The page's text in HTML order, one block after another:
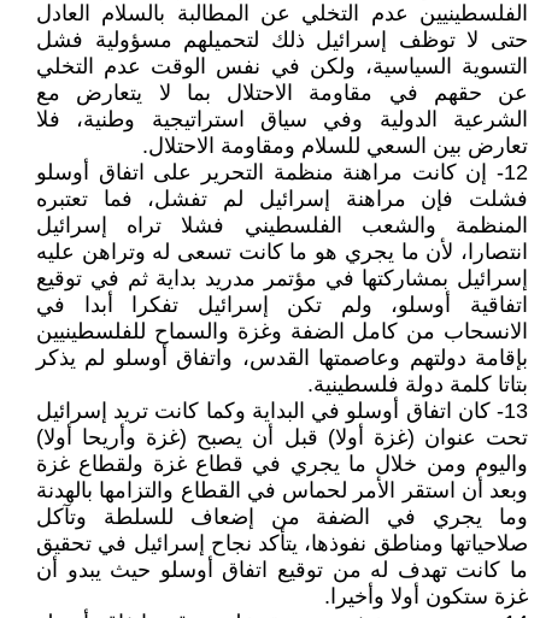
الفلسطينيين عدم التخلي عن المطالبة بالسلام العادل
حتى لا توظف إسرائيل ذلك لتحميلهم مسؤولية فشل
التسوية السياسية، ولكن في نفس الوقت عدم التخلي
عن حقهم في مقاومة الاحتلال بما لا يتعارض مع
الشرعية الدولية وفي سياق استراتيجية وطنية، فلا
تعارض بين السعي للسلام ومقاومة الاحتلال.
12- إن كانت مراهنة منظمة التحرير على اتفاق أوسلو
فشلت فإن مراهنة إسرائيل لم تفشل، فما تعتبره
المنظمة والشعب الفلسطيني فشلا تراه إسرائيل
انتصارا، لأن ما يجري هو ما كانت تسعى له وتراهن عليه
إسرائيل بمشاركتها في مؤتمر مدريد بداية ثم في توقيع
اتفاقية أوسلو، ولم تكن إسرائيل تفكرا أبدا في
الانسحاب من كامل الضفة وغزة والسماح للفلسطينيين
بإقامة دولتهم وعاصمتها القدس، واتفاق أوسلو لم يذكر
بتاتا كلمة دولة فلسطينية.
13- كان اتفاق أوسلو في البداية وكما كانت تريد إسرائيل
تحت عنوان (غزة أولا) قبل أن يصبح (غزة وأريحا أولا)
واليوم ومن خلال ما يجري في قطاع غزة ولقطاع غزة
وبعد أن استقر الأمر لحماس في القطاع والتزامها بالهدنة
وما يجري في الضفة من إضعاف للسلطة وتآكل
صلاحياتها ومناطق نفوذها، يتأكد نجاح إسرائيل في تحقيق
ما كانت تهدف له من توقيع اتفاق أوسلو حيث يبدو أن
غزة ستكون أولا وأخيرا.